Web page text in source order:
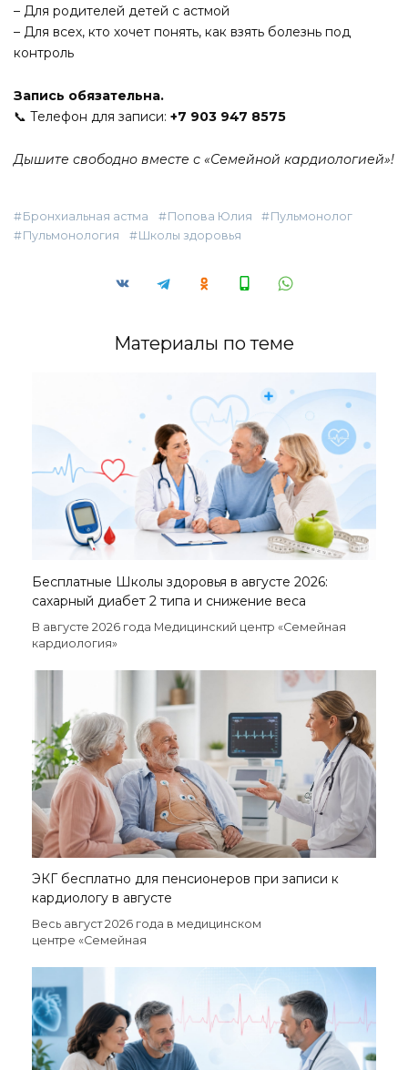
– Для родителей детей с астмой
– Для всех, кто хочет понять, как взять болезнь под
контроль
Запись обязательна.
📞 Телефон для записи: +7 903 947 8575
Дышите свободно вместе с «Семейной кардиологией»!
Бронхиальная астма Попова Юлия
Пульмонолог
Пульмонология
Школы здоровья
Материалы по теме
Бесплатные Школы здоровья в августе 2026:
сахарный диабет 2 типа и снижение веса
В августе 2026 года Медицинский центр «Семейная
кардиология»
ЭКГ бесплатно для пенсионеров при записи к
кардиологу в августе
Весь август 2026 года в медицинском
центре «Семейная